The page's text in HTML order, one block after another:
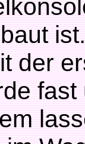
ist.
der
fast